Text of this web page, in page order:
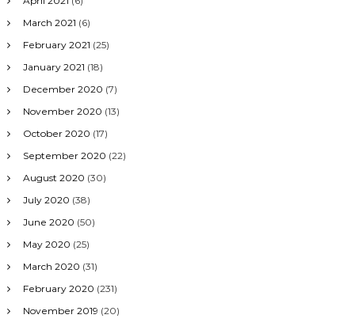
March 2021 (6)
February 2021 (25)
January 2021 (18)
December 2020 (7)
November 2020 (13)
October 2020 (17)
September 2020 (22)
August 2020 (30)
July 2020 (38)
June 2020 (50)
May 2020 (25)
March 2020 (31)
February 2020 (231)
November 2019 (20)